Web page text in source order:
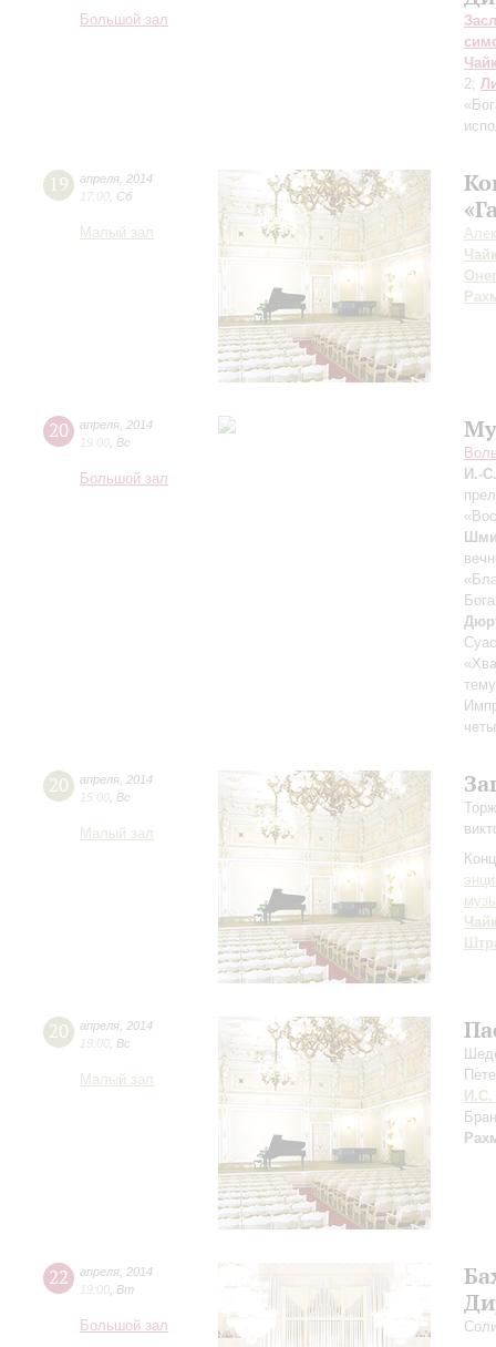
Большой зал
2;
19 апреля 2014
17:00 Сб
Малый зал
20 апреля 2014
19:00 Вс
Большой зал
И.-
20 апреля 2014
15:00 Вс
Малый зал
20 апреля 2014
19:00 Вс
Малый зал
И.С.
22 апреля 2014
19:00 Вт
Большой зал